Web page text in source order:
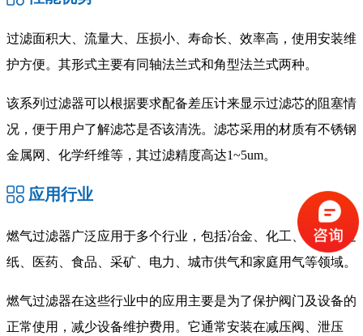
过滤面积大、流量大、压损小、寿命长、效率高，使用安装维
护方便。其形式主要有同轴法兰式和角型法兰式两种。
该系列过滤器可以根据要求配备差压计来显示过滤芯的阻塞情
况，便于用户了解滤芯是否该清洗。滤芯采用的材质有不锈钢
金属网、化学纤维等，其过滤精度高达1~5um。
应用行业
燃气过滤器广泛应用于多个行业，包括冶金、化工、石油、造
纸、医药、食品、采矿、电力、城市供气和家庭用气等领域。
燃气过滤器在这些行业中的应用主要是为了保护阀门及设备的
正常使用，减少设备维护费用。它通常安装在减压阀、泄压